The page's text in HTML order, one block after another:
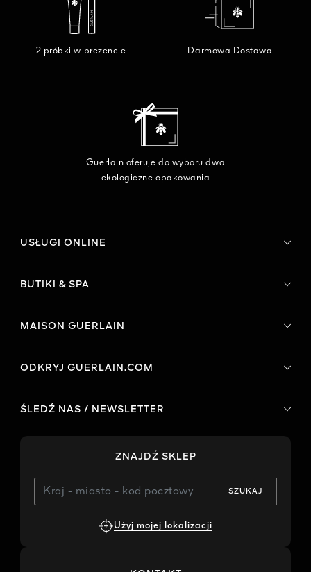
2 próbki w prezencie Darmowa Dostawa
Guerlain oferuje do wyboru dwa
ekologiczne opakowania
USŁUGI ONLINE
BUTIKI & SPA
MAISON GUERLAIN
ODKRYJ GUERLAIN.COM
ŚLEDŹ NAS / NEWSLETTER
ZNAJDŹ SKLEP
SZUKAJ
Użyj mojej lokalizacji